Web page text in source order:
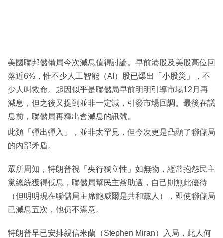
閱
專
區
美國聯邦儲備局今次減息值得討論。早前港股及美股高位回
落近6%，惟不少人工智能（AI）股已爆出「小股災」，不
少人叫救命。起因似乎是聯儲局早前明明引導市場12月再
減息，但之後又提到並非一定減，引發市場回調。最後在議
息前，聯儲局再釋出會減息的訊號。
此類「彈出彈入」，並非太罕見，但今次更是凸顯了聯儲局
的內部矛盾。
眾所周知，特朗普視「央行獨立性」如無物，經常抱怨民主
黨總統獲得低息，聯儲局幫民主黨助選，自己則無此優待
（但明明現在聯儲局主席鮑威爾是共和黨人），即使聯儲局
已減息五次，他仍不滿意。
特朗普早已安排親信米蘭（Stephen Miran）入局，此人何